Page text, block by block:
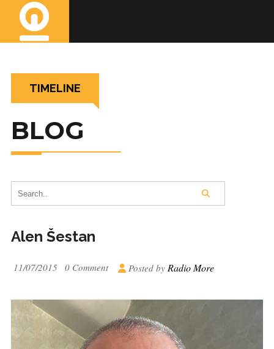
TIMELINE
BLOG
Alen Šestan
11/07/2015 0 Comment Posted by Radio More